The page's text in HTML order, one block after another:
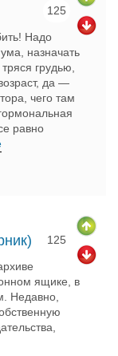
125
Надо
назначать
грудью,
да —
чего там
равно
125
ящике, в
Недавно,